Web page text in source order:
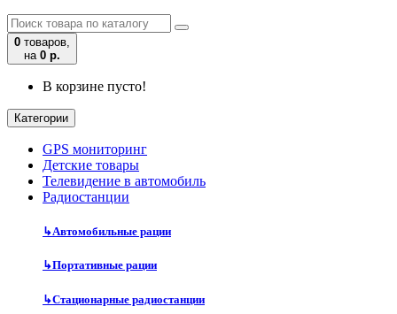
0 товаров,
на 0 р.
В корзине пусто!
Категории
GPS мониторинг
Детские товары
Телевидение в автомобиль
Радиостанции
↳Автомобильные рации
↳Портативные рации
↳Стационарные радиостанции